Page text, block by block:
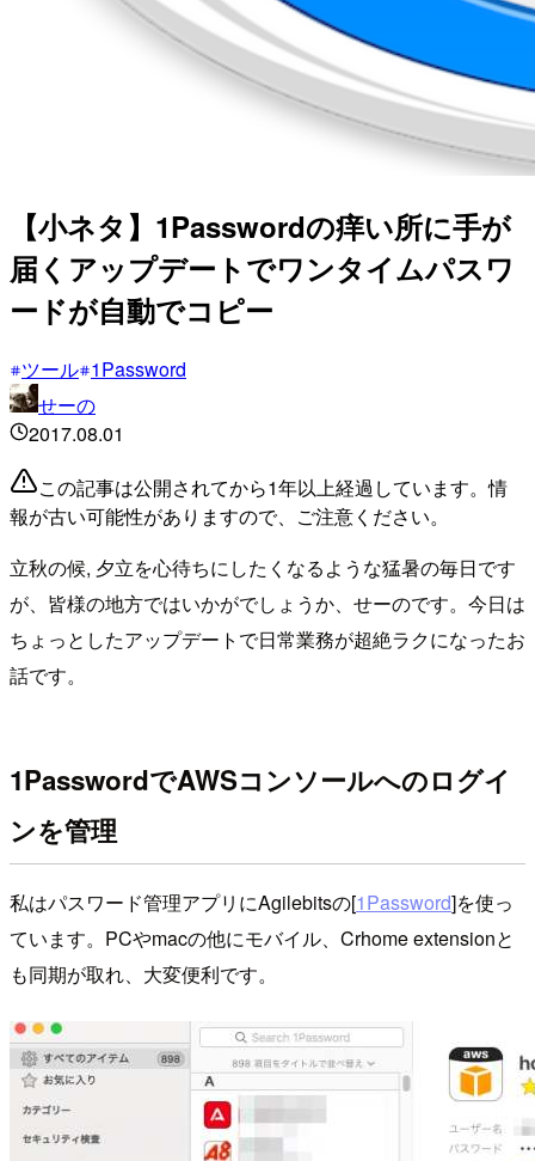
【小ネタ】1Passwordの痒い所に手が
届くアップデートでワンタイムパスワ
ードが自動でコピー
ツール 1Password
せーの
2017.08.01
この記事は公開されてから1年以上経過しています。情
報が古い可能性がありますので、ご注意ください。
立秋の候, 夕立を心待ちにしたくなるような猛暑の毎日です
が、皆様の地方ではいかがでしょうか、せーのです。今日は
ちょっとしたアップデートで日常業務が超絶ラクになったお
話です。
1PasswordでAWSコンソールへのログイ
ンを管理
私はパスワード管理アプリにAgilebitsの[1Password]を使っ
ています。PCやmacの他にモバイル、Crhome extensionと
も同期が取れ、大変便利です。